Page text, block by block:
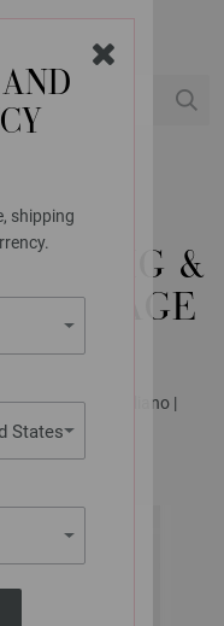
shipping
States
BIG &
VINTAGE
+ istruzioni in italiano |